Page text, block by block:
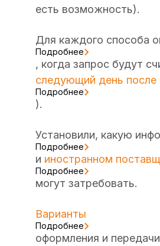
есть возможность).
Для каждого способа
Подробнее
, когда запрос будут
следующий день после
Подробнее
).
Установили, какую
Подробнее
и иностранном
Подробнее
могут затребовать.
Варианты
Подробнее
оформления и